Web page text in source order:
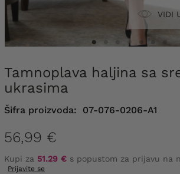
VIDI
Tamnoplava haljina sa srebrnim
ukrasima
Šifra proizvoda: 07-076-0206-A1
56,99 €
Kupi za 51.29 € s popustom za prijavu na
Prijavite se